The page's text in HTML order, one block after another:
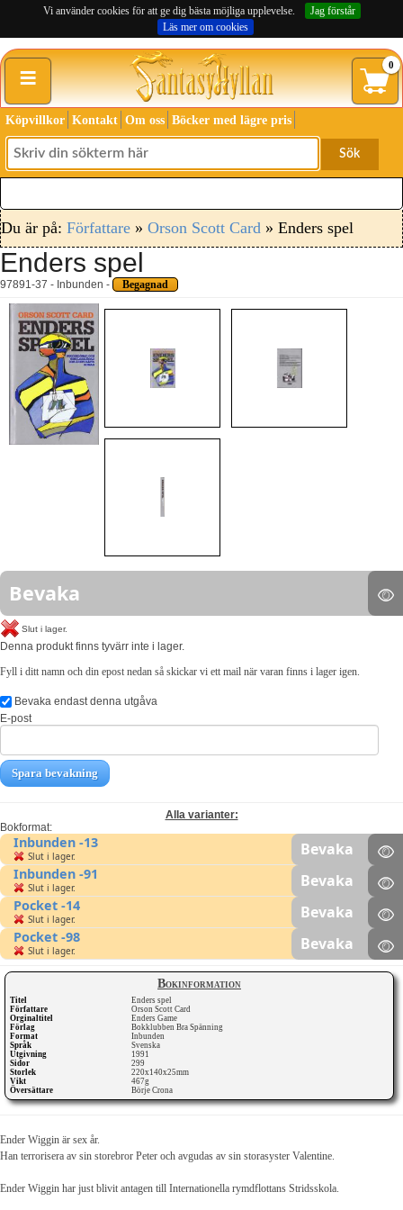
Vi använder cookies för att ge dig bästa möjliga upplevelse.
Jag förstår
Läs mer om cookies
≡ 0
Köpvillkor Kontakt Om oss Böcker med lägre pris
Sök
Du är på: Författare » Orson Scott Card » Enders spel
Enders spel
97891-37 - Inbunden - Begagnad
Bokinformation
Titel
Enders spel
Författare
Orson Scott Card
Orginaltitel
Enders Game
Förlag
Bokklubben Bra Spänning
Format
Inbunden
Språk
Svenska
Utgivning
1991
Sidor
299
Storlek
220x140x25mm
Vikt
467g
Översättare
Börje Crona
Bevaka
Slut i lager.
Denna produkt finns tyvärr inte i lager.
Fyll i ditt namn och din epost nedan så skickar vi ett mail när varan finns i lager igen.
Bevaka endast denna utgåva
E-post
Spara bevakning
Alla varianter:
Bokformat:
Inbunden -13
Slut i lager. Bevaka
Inbunden -91
Slut i lager. Bevaka
Pocket -14
Slut i lager. Bevaka
Pocket -98
Slut i lager. Bevaka
Ender Wiggin är sex år.
Han terrorisera av sin storebror Peter och avgudas av sin storasyster Valentine.
Ender Wiggin har just blivit antagen till Internationella rymdflottans Stridsskola.